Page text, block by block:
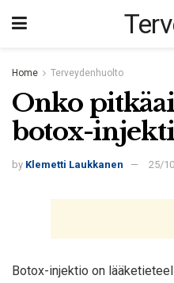
Home Terveydenhuolto
Onko
botox-
by Klemetti Laukkanen 25/
Botox-injektio on